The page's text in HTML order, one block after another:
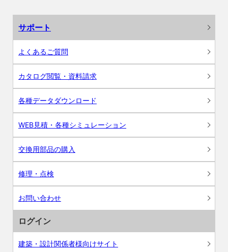
サポート
よくあるご質問
カタログ閲覧・資料請求
各種データダウンロード
WEB見積・各種シミュレーション
交換用部品の購入
修理・点検
お問い合わせ
ログイン
建築・設計関係者様向けサイト